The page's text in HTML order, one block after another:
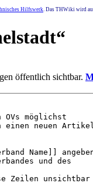
Hilfswerk. Das THWiki wird
“
öffentlich sichtbar.